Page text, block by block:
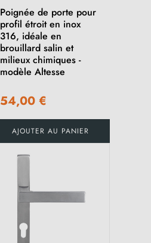
Poignée de porte pour
profil étroit en inox
316, idéale en
brouillard salin et
milieux chimiques -
modèle Altesse
54,00 €
AJOUTER AU PANIER